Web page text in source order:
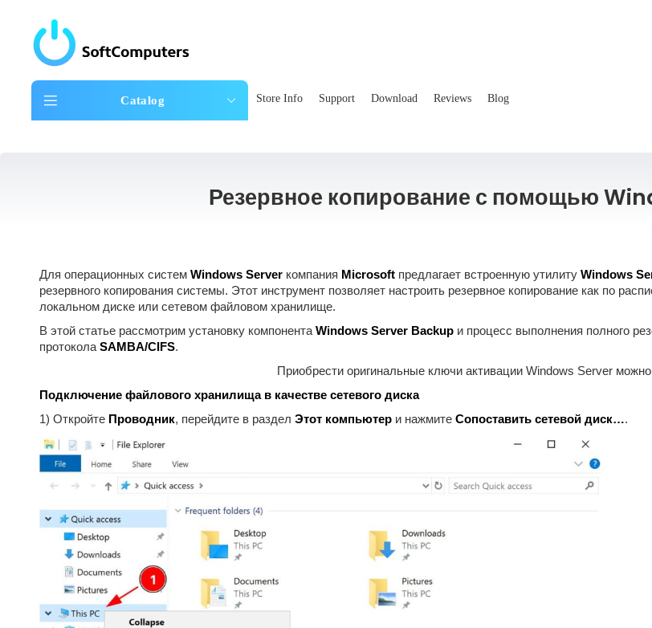
Catalog Store Info Support Download Reviews Blog
Резервное копирование с помощью
Для операционных систем Windows Serverкомпания Microsoftпредлагает встроенную утилиту Windows
резервного копирования системы. Этот инструмент позволяет настроить резервное копирование как по
локальном диске или сетевом файловом хранилище.
В этой статье рассмотрим установку компонента Windows Server Backupи процесс выполнения полного
протокола SAMBA/CIFS.
Приобрести оригинальные ключи активации Windows Server
Подключение файлового хранилища в качестве сетевого диска
1) Откройте Проводник, перейдите в раздел Этот компьютери нажмите Сопоставить сетевой диск….